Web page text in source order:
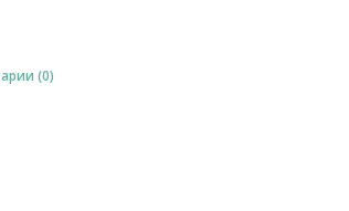
(0)